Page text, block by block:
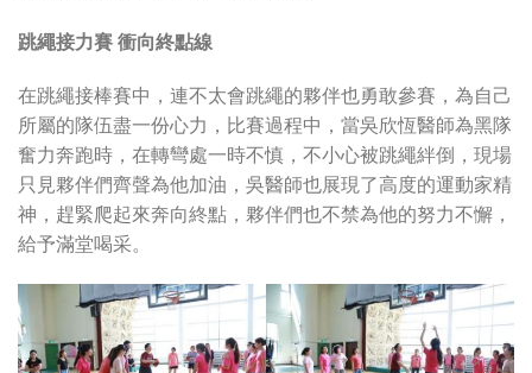
跳繩接力賽 衝向終點線
在跳繩接棒賽中，連不太會跳繩的夥伴也勇敢參賽，為自己
所屬的隊伍盡一份心力，比賽過程中，當吳欣恆醫師為黑隊
奮力奔跑時，在轉彎處一時不慎，不小心被跳繩絆倒，現場
只見夥伴們齊聲為他加油，吳醫師也展現了高度的運動家精
神，趕緊爬起來奔向終點，夥伴們也不禁為他的努力不懈，
給予滿堂喝采。